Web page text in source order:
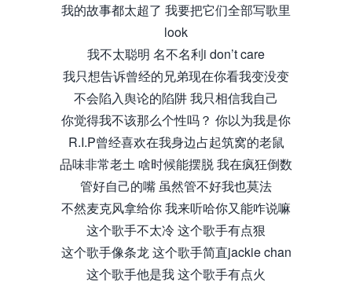
我的故事都太超了 我要把它们全部写歌里
look
我不太聪明 名不名利i don’t care
我只想告诉曾经的兄弟现在你看我变没变
不会陷入舆论的陷阱 我只相信我自己
你觉得我不该那么个性吗？ 你以为我是你
R.I.P曾经喜欢在我身边占起筑窝的老鼠
品味非常老土 啥时候能摆脱 我在疯狂倒数
管好自己的嘴 虽然管不好我也莫法
不然麦克风拿给你 我来听哈你又能咋说嘛
这个歌手不太冷 这个歌手有点狠
这个歌手像条龙 这个歌手简直jackie chan
这个歌手他是我 这个歌手有点火